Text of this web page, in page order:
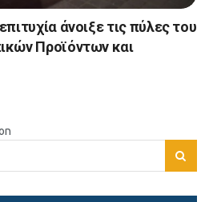
άνοιξε τις πύλες του
Προϊόντων και